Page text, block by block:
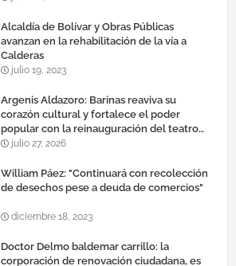
Alcaldía de Bolívar y Obras Públicas
avanzan en la rehabilitación de la vía a
Calderas
julio 19, 2023
Argenis Aldazoro: Barinas reaviva su
corazón cultural y fortalece el poder
popular con la reinauguración del teatro
esteban ruiz guevara
julio 27, 2026
William Páez: "Continuará con recolección
de desechos pese a deuda de comercios"
diciembre 18, 2023
Doctor Delmo baldemar carrillo: la
corporación de renovación ciudadana, es